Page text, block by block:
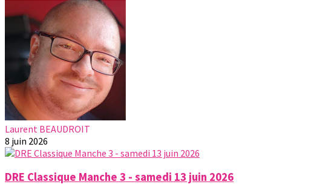
Laurent BEAUDROIT
8 juin 2026
DRE Classique Manche 3 - samedi 13 juin 2026